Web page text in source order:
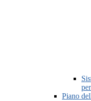
Piano